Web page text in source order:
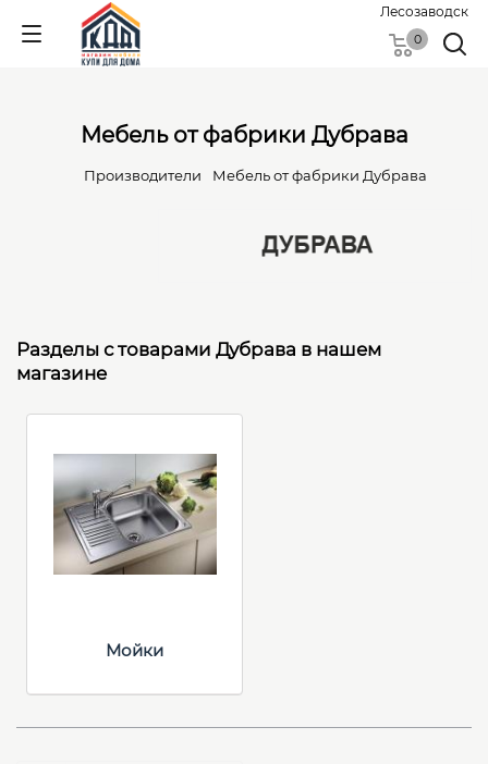
Лесозаводск
0
Мебель от фабрики Дубрава
Производители Мебель от фабрики Дубрава
Разделы с товарами Дубрава в нашем
магазине
Мойки